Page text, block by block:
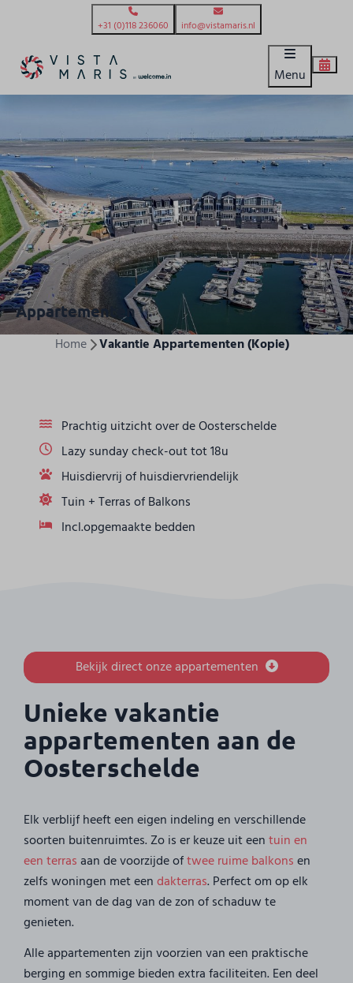
+31 (0)118 236060 info@vistamaris.nl
Menu
Appartementen
Home
Vakantie Appartementen (Kopie)
Prachtig uitzicht over de Oosterschelde
Lazy sunday check-out tot 18u
Huisdiervrij of huisdiervriendelijk
Tuin + Terras of Balkons
Incl.opgemaakte bedden
Bekijk direct onze appartementen
Unieke vakantie
appartementen aan de
Oosterschelde
Elk verblijf heeft een eigen indeling en verschillende
soorten buitenruimtes. Zo is er keuze uit eentuin en
een terrasaan de voorzijde oftwee ruime balkonsen
zelfs woningen met eendakterras. Perfect om op elk
moment van de dag van de zon of schaduw te
genieten.
Alle appartementen zijn voorzien van een praktische
berging en sommige bieden extra faciliteiten. Een deel